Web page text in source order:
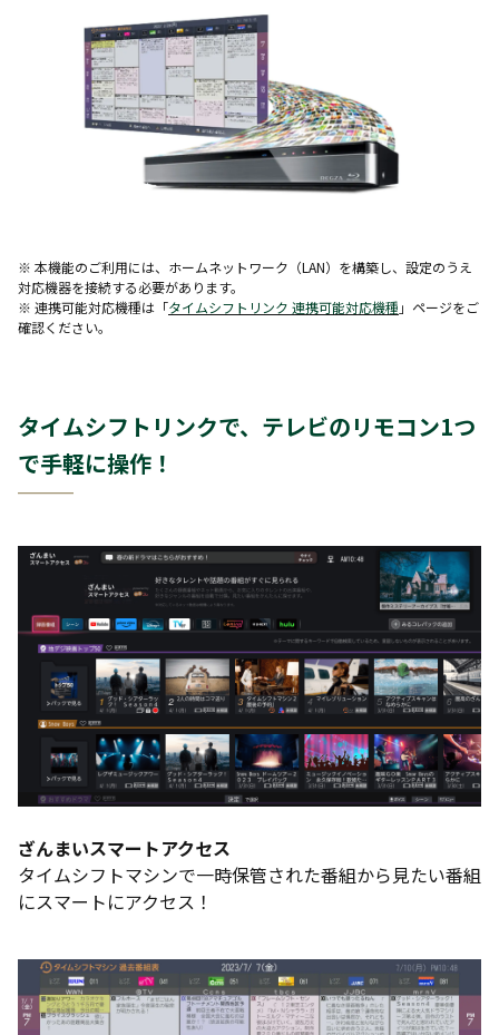
※ 本機能のご利用には、ホームネットワーク（LAN）を構築し、設定のうえ
対応機器を接続する必要があります。
※ 連携可能対応機種は「タイムシフトリンク 連携可能対応機種 」ページをご
確認ください。
タイムシフトリンクで、テレビのリモコン1つ
で手軽に操作！
ざんまいスマートアクセス
タイムシフトマシンで一時保管された番組から見たい番組
にスマートにアクセス！